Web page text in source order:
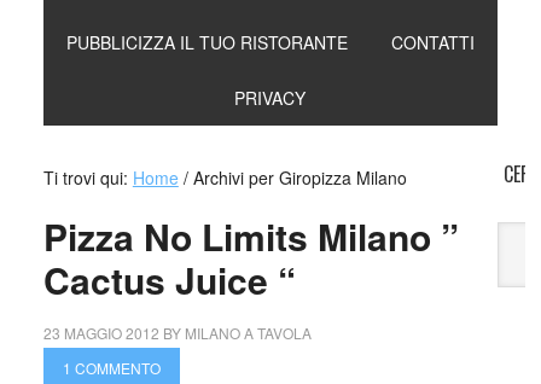
PUBBLICIZZA IL TUO RISTORANTE CONTATTI
PRIVACY
Ti trovi qui: Home /Archivi per Giropizza Milano
Pizza No Limits Milano ”
Cactus Juice “
23 MAGGIO 2012 BY MILANO A TAVOLA
1 COMMENTO